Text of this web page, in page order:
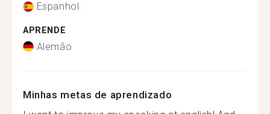
Espanhol
APRENDE
Alemão
Minhas metas de aprendizado